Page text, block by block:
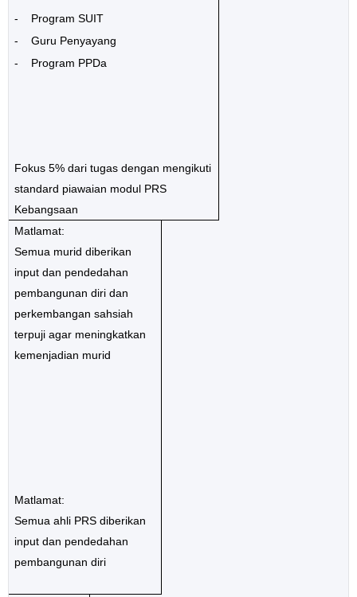
-
Program SUIT
-
Guru Penyayang
-
Program PPDa
Fokus 5% dari tugas dengan mengikuti
standard piawaian modul PRS
Kebangsaan
Matlamat:
Semua murid diberikan
input dan pendedahan
pembangunan diri dan
perkembangan sahsiah
terpuji agar meningkatkan
kemenjadian murid
Matlamat:
Semua ahli PRS diberikan
input dan pendedahan
pembangunan diri